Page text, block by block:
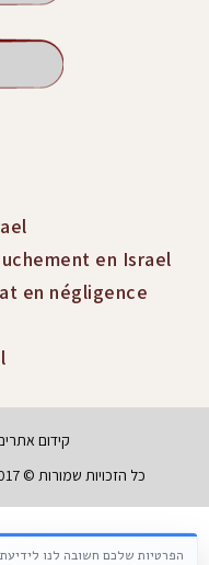
en Israel
en négligence
קידום
כל הזכויות שמורות © 2017 - עו"ד דותן לינדנברג משרד עורכי דין
הפרטיות שלכם חשובה לנו
Русский